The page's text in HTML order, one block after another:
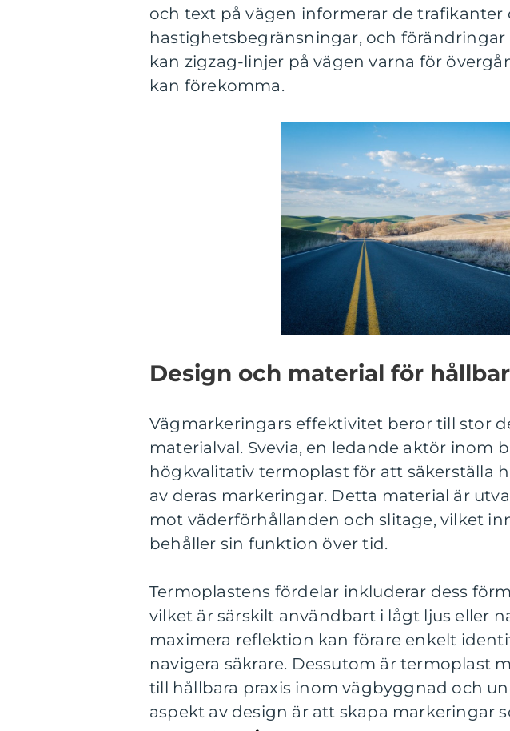
och text på vägen informerar de trafikanter
hastighetsbegränsningar, och förändringar
kan zigzag-linjer på vägen varna för
kan förekomma.
Design och material för
Vägmarkeringars effektivitet beror till stor
materialval. Svevia, en ledande aktör inom
högkvalitativ termoplast för att säkerställa
av deras markeringar. Detta material är
mot väderförhållanden och slitage, vilket
behåller sin funktion över tid.
Termoplastens fördelar inkluderar dess
vilket är särskilt användbart i lågt ljus eller
maximera reflektion kan förare enkelt
navigera säkrare. Dessutom är termoplast
till hållbara praxis inom vägbyggnad och
aspekt av design är att skapa markeringar